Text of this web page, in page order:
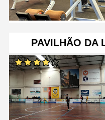
PAVILHÃO DA